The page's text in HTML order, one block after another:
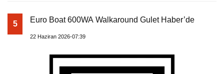
5 Euro Boat 600WA Walkaround Gulet Haber’de
22 Haziran 2026-07:39